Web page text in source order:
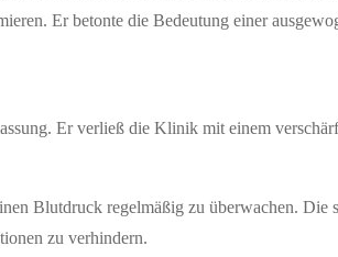
Er betonte die Bedeutung einer
Er verließ die Klinik mit einem
Blutdruck regelmäßig zu überwachen.
zu verhindern.